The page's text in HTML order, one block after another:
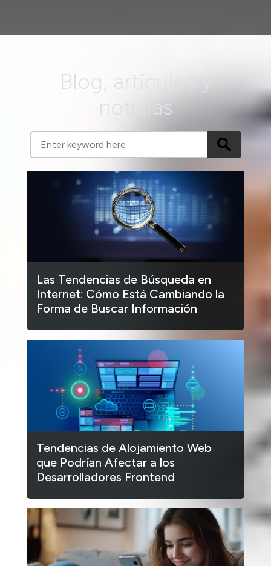
Blog, artículos y
noticias
Las Tendencias de Búsqueda en
Internet: Cómo Está Cambiando la
Forma de Buscar Información
Tendencias de Alojamiento Web
que Podrían Afectar a los
Desarrolladores Frontend